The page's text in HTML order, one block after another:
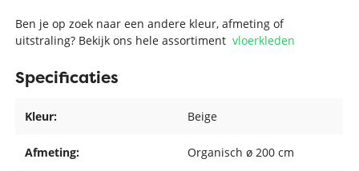
Ben je op zoek naar een andere kleur, afmeting of
uitstraling? Bekijk ons hele assortimentvloerkleden
Specificaties
Kleur: Beige
Afmeting: Organisch ø 200 cm